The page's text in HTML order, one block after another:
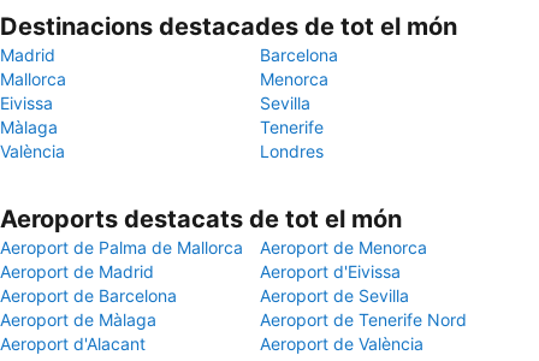
Destinacions destacades de tot el món
Madrid
Barcelona
Mallorca
Menorca
Eivissa
Sevilla
Màlaga
Tenerife
València
Londres
Aeroports destacats de tot el món
Aeroport de Palma de Mallorca
Aeroport de Menorca
Aeroport de Madrid
Aeroport d'Eivissa
Aeroport de Barcelona
Aeroport de Sevilla
Aeroport de Màlaga
Aeroport de Tenerife Nord
Aeroport d'Alacant
Aeroport de València